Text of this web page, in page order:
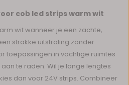
cob led strips warm wit
wit wanneer je een zachte,
strakke uitstraling zonder
toepassingen in vochtige ruimtes
te raden. Wil je lange lengtes
dan voor 24V strips. Combineer